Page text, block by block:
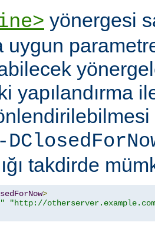
yönergesi
uygun
yapılandırma
takdirde
>
"http://